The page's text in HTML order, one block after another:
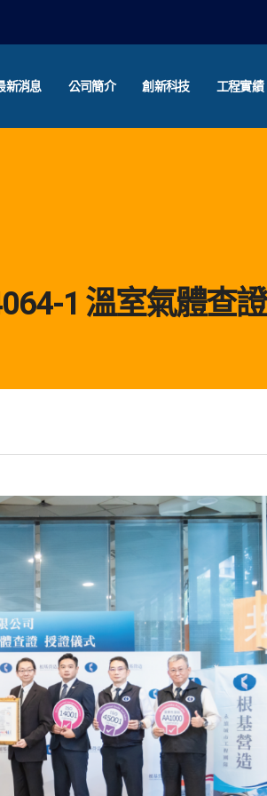
新消息 公司簡介 創新科技 工程實績
1 溫室氣體查證